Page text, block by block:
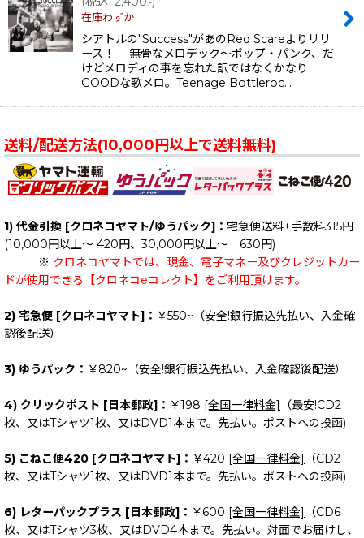
.-
在庫わずか
シアトルの"Success"があのRed Scareよりリリ
ース！ 無骨なメロデック〜ポップ・パンク、だ
けどメロディの事を忘れた訳ではなくかなり
GOODな歌メロ。Teenage Bottleroc…
送料/配送方法(10,000円以上で送料無料)
1) 代金引換 [クロネコヤマト/ゆうパック]： 宅急便送料+手数料315円
(10,000円以上～ 420円、30,000円以上～ 630円)
※ クロネコヤマトでは、現金、電子マネー及びクレジットカー
ドが使用できる【クロネコeコレクト】をご利用頂けます。
2) 宅急便 [クロネコヤマト]： ￥550~（安全!銀行振込先払い、入金確
認後配送）
3) ゆうパック： ￥820~（安全!銀行振込先払い、入金確認後配送）
4) クリックポスト [日本郵政]： ￥198 [全国一律料金]
（最安!CD2
枚、又はTシャツ1枚、又はDVD1本まで。先払い。ポストへの投函)
5) こねこ便420 [クロネコヤマト]： ￥420 [全国一律料金]
（CD2
枚、又はTシャツ1枚、又はDVD1本まで。先払い。ポストへの投函)
6) レターパックプラス [日本郵政]： ￥600 [全国一律料金]
（CD6
枚、又はTシャツ3枚、又はDVD4本まで。先払い。対面でお届けし、